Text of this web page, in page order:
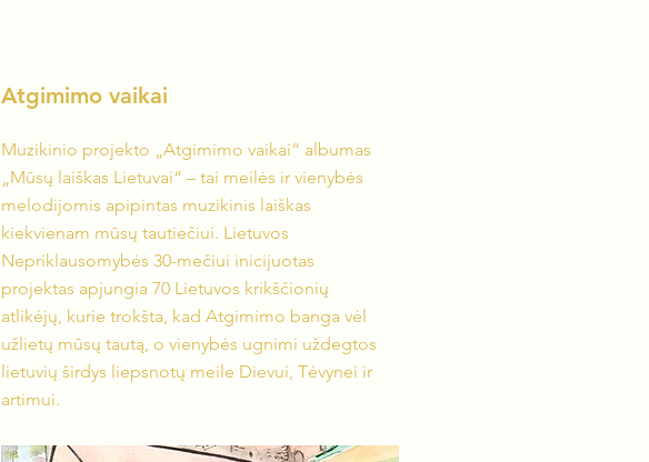
Atgimimo vaikai
Muzikinio projekto „Atgimimo vaikai“ albumas
„Mūsų laiškas Lietuvai“ – tai meilės ir vienybės
melodijomis apipintas muzikinis laiškas
kiekvienam mūsų tautiečiui. Lietuvos
Nepriklausomybės 30-mečiui inicijuotas
projektas apjungia 70 Lietuvos krikščionių
atlikėjų, kurie trokšta, kad Atgimimo banga vėl
užlietų mūsų tautą, o vienybės ugnimi uždegtos
lietuvių širdys liepsnotų meile Dievui, Tėvynei ir
artimui.